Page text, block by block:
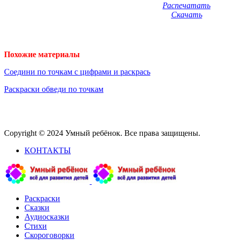
Распечатать
Скачать
Похожие материалы
Соедини по точкам с цифрами и раскрась
Раскраски обведи по точкам
Copyright © 2024 Умный ребёнок. Все права защищены.
КОНТАКТЫ
Раскраски
Сказки
Аудиосказки
Стихи
Скороговорки